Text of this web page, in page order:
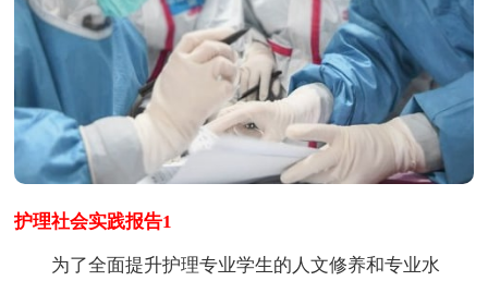
护理社会实践报告1
为了全面提升护理专业学生的人文修养和专业水